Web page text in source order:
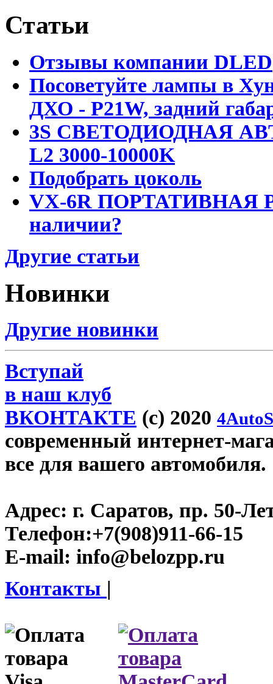
Статьи
Отзывы компании DLED
Посоветуйте лампы в
ДХО - P21W, задний
3S СВЕТОДИОДНАЯ
L2 3000-10000K
Подобрать цоколь
VX-6R ПОРТАТИВНАЯ
наличии?
Другие статьи
Новинки
Другие новинки
Вступай
в наш клуб
ВКОНТАКТЕ (c) 2020
современный интернет-
все для вашего автомобиля.
Адрес: г. Саратов, пр. 50-
Телефон:+7(908)911-66-15
E-mail: info@belozpp.ru
Контакты |